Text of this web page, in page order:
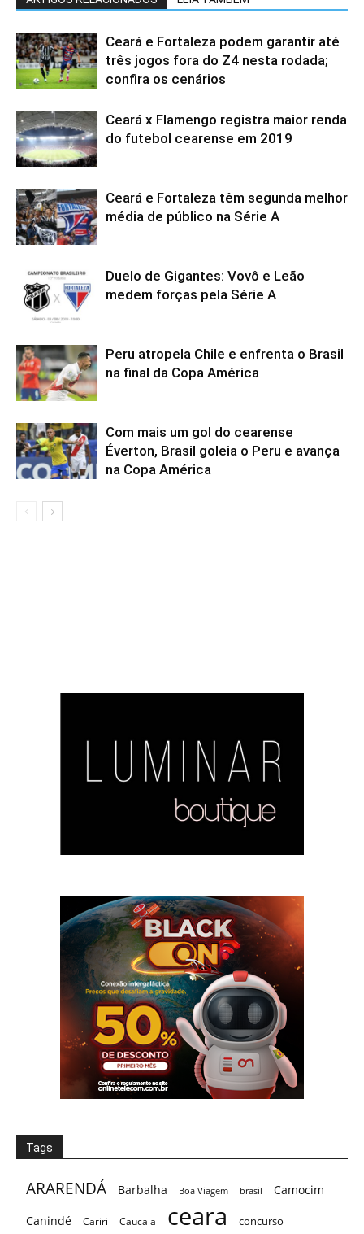
Ceará e Fortaleza podem garantir até
três jogos fora do Z4 nesta rodada;
confira os cenários
Ceará x Flamengo registra maior renda
do futebol cearense em 2019
Ceará e Fortaleza têm segunda melhor
média de público na Série A
Duelo de Gigantes: Vovô e Leão
medem forças pela Série A
Peru atropela Chile e enfrenta o Brasil
na final da Copa América
Com mais um gol do cearense
Éverton, Brasil goleia o Peru e avança
na Copa América
Tags
ARARENDÁ Barbalha Boa Viagem brasil
Camocim
Canindé
Cariri Caucaia ceara concurso